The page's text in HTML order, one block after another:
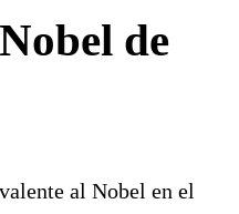
de
al Nobel en el